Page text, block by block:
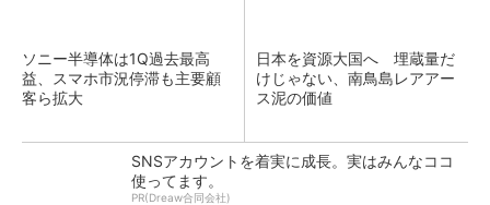
ソニー半導体は1Q過去最高
益、スマホ市況停滞も主要顧
客ら拡大
日本を資源大国へ 埋蔵量だ
けじゃない、南鳥島レアアー
ス泥の価値
SNSアカウントを着実に成長。実はみんなココ
使ってます。
PR(Dreaw合同会社)